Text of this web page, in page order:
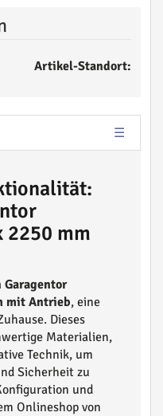
Artikel-Standort:
2250 mm
Garagentor
mit Antrieb, eine
Dieses
Materialien,
Technik, um
Sicherheit zu
und
Onlineshop von